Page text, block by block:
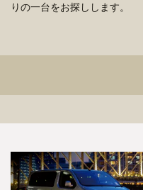
りの一台をお探しします。